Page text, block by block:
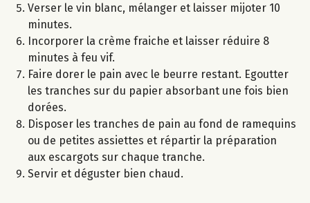
Verser le vin blanc, mélanger et laisser mijoter 10
minutes.
Incorporer la crème fraiche et laisser réduire 8
minutes à feu vif.
Faire dorer le pain avec le beurre restant. Egoutter
les tranches sur du papier absorbant une fois bien
dorées.
Disposer les tranches de pain au fond de ramequins
ou de petites assiettes et répartir la préparation
aux escargots sur chaque tranche.
Servir et déguster bien chaud.